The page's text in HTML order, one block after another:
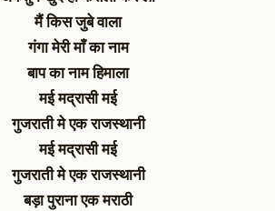
मैं किस जुबे वाला
गंगा मेरी माँ का नाम
बाप का नाम हिमाला
मई मद्रासी मई
गुजराती मे एक राजस्थानी
मई मद्रासी मई
गुजराती मे एक राजस्थानी
बड़ा पुराना एक मराठी